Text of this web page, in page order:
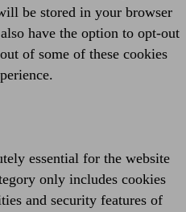
be stored in your browser
have the option to opt-out
of some of these cookies
essential for the website
only includes cookies
and security features of